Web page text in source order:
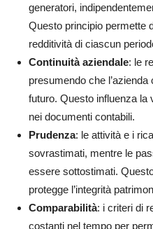
generatori,
Questo principio permette
redditività di ciascun
Continuità aziendale: le
presumendo che
futuro. Questo influenza la
nei documenti contabili.
Prudenza: le attività e i
sovrastimati, mentre le
essere sottostimati.
protegge l’integrità
Comparabilità: i criteri di
costanti nel tempo per